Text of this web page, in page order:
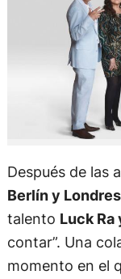
Después de las
Berlín y Londres
talento Luck Ra
contar”. Una
momento en el